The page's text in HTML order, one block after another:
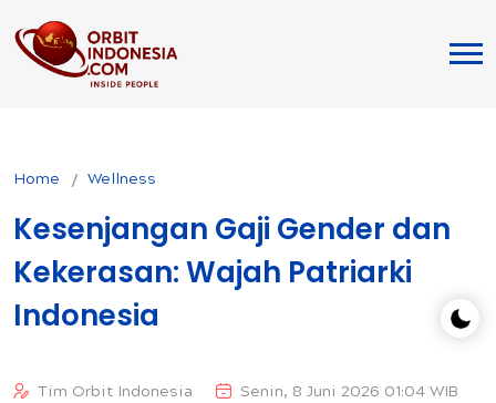
Home Wellness
Kesenjangan Gaji Gender dan
Kekerasan: Wajah Patriarki
Indonesia
Tim Orbit Indonesia Senin, 8 Juni 2026 01:04 WIB